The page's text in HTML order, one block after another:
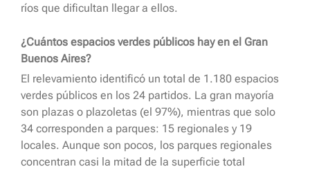
ríos que dificultan llegar a ellos.
¿Cuántos espacios verdes públicos hay en el Gran
Buenos Aires?
El relevamiento identificó un total de 1.180 espacios
verdes públicos en los 24 partidos. La gran mayoría
son plazas o plazoletas (el 97%), mientras que solo
34 corresponden a parques: 15 regionales y 19
locales. Aunque son pocos, los parques regionales
concentran casi la mitad de la superficie total